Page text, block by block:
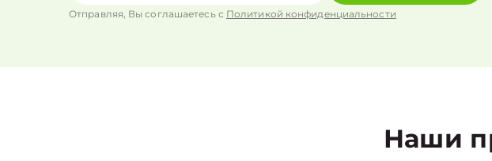
Отправляя, Вы соглашаетесь с Политикой конфиденциальности
Наши